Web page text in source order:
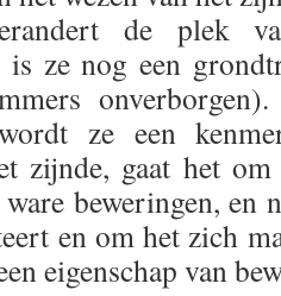
de plek
is ze nog een
ze een
zijnde, gaat het
beweringen, en
en om het zich
eigenschap van